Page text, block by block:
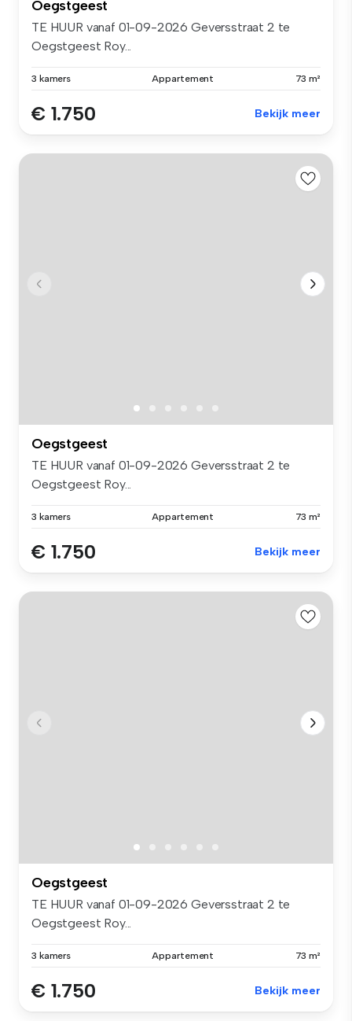
Oegstgeest
TE HUUR vanaf 01-09-2026 Geversstraat 2 te
Oegstgeest Roy...
3 kamers Appartement 73 m²
€ 1.750 Bekijk meer
Oegstgeest
TE HUUR vanaf 01-09-2026 Geversstraat 2 te
Oegstgeest Roy...
3 kamers Appartement 73 m²
€ 1.750 Bekijk meer
Oegstgeest
TE HUUR vanaf 01-09-2026 Geversstraat 2 te
Oegstgeest Roy...
3 kamers Appartement 73 m²
€ 1.750 Bekijk meer